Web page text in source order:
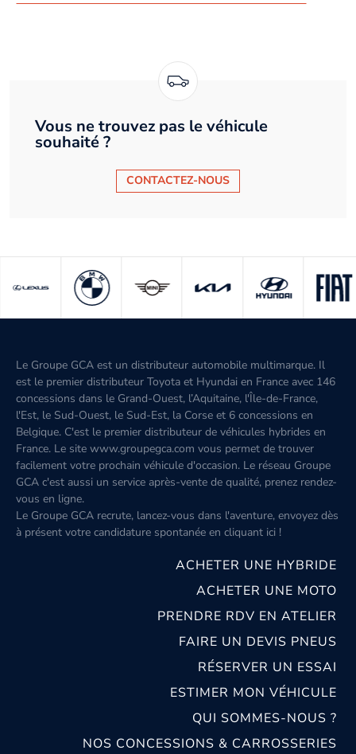
Vous ne trouvez pas le véhicule
souhaité ?
CONTACTEZ-NOUS
Le Groupe GCA est un distributeur automobile multimarque. Il
est le premier distributeur Toyota et Hyundai en France avec 146
concessions dans le Grand-Ouest, l’Aquitaine, l'Île-de-France,
l'Est, le Sud-Ouest, le Sud-Est, la Corse et 6 concessions en
Belgique. C'est le premier distributeur de véhicules hybrides en
France. Le site www.groupegca.com vous permet de trouver
facilement votre prochain véhicule d'occasion. Le réseau Groupe
GCA c'est aussi un service après-vente de qualité, prenez rendez-
vous en ligne.
Le Groupe GCA recrute, lancez-vous dans l'aventure, envoyez dès
à présent votre candidature spontanée en cliquant ici !
ACHETER UNE HYBRIDE
ACHETER UNE MOTO
PRENDRE RDV EN ATELIER
FAIRE UN DEVIS PNEUS
RÉSERVER UN ESSAI
ESTIMER MON VÉHICULE
QUI SOMMES-NOUS ?
NOS CONCESSIONS & CARROSSERIES